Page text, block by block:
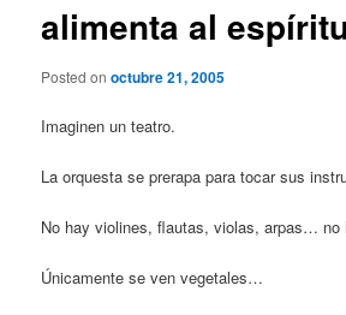
alimenta al
Posted onoctubre 21, 2005
Imaginen un teatro.
La orquesta se prerapa para tocar sus
No hay violines, flautas, violas, arpas…
Únicamente se ven vegetales…